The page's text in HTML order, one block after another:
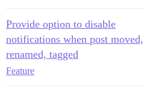
Provide option to disable
notifications when post moved,
renamed, tagged
Feature